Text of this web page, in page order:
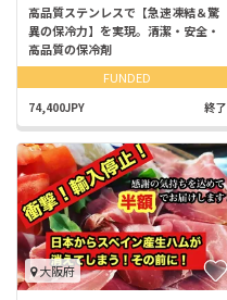
高品質ステンレスで【急速凍結＆驚
異の保冷力】を実現。清潔・安全・
高品質の保冷剤
FUNDED
74,400JPY 終了
大阪府